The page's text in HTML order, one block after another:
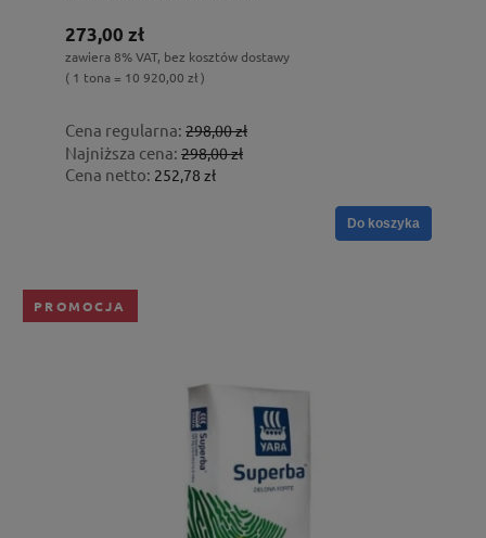
273,00 zł
zawiera 8% VAT, bez kosztów dostawy
( 1 tona = 10 920,00 zł )
Cena regularna: 298,00 zł
Najniższa cena: 298,00 zł
Cena netto: 252,78 zł
Do koszyka
PROMOCJA